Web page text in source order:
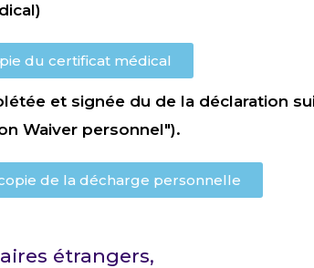
du certificat médical
et signée du de la déclaration
Waiver personnel").
de la décharge personnelle
étrangers,